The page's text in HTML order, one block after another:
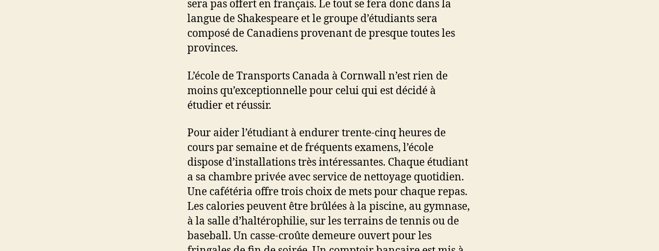
sera pas offert en français. Le tout se fera donc dans la
langue de Shakespeare et le groupe d’étudiants sera
composé de Canadiens provenant de presque toutes les
provinces.
L’école de Transports Canada à Cornwall n’est rien de
moins qu’exceptionnelle pour celui qui est décidé à
étudier et réussir.
Pour aider l’étudiant à endurer trente-cinq heures de
cours par semaine et de fréquents examens, l’école
dispose d’installations très intéressantes. Chaque étudiant
a sa chambre privée avec service de nettoyage quotidien.
Une cafétéria offre trois choix de mets pour chaque repas.
Les calories peuvent être brûlées à la piscine, au gymnase,
à la salle d’haltérophilie, sur les terrains de tennis ou de
baseball. Un casse-croûte demeure ouvert pour les